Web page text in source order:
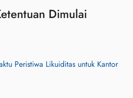
Dimulai
Peristiwa Likuiditas untuk Kantor